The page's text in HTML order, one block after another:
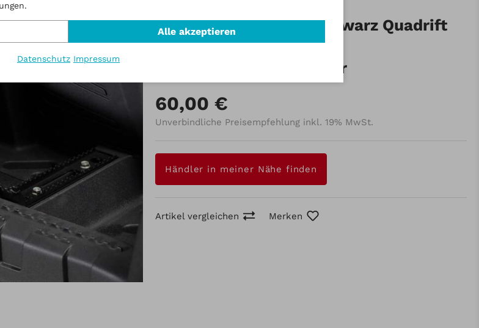
Fußraste für Sozius schwarz Quadrift
& Gladiator
Basis (Unterteil) - 1 Paar
60,00 €
Unverbindliche Preisempfehlung inkl. 19% MwSt.
Händler in meiner Nähe finden
Artikel vergleichen Merken
Alle akzeptieren
Datenschutz Impressum